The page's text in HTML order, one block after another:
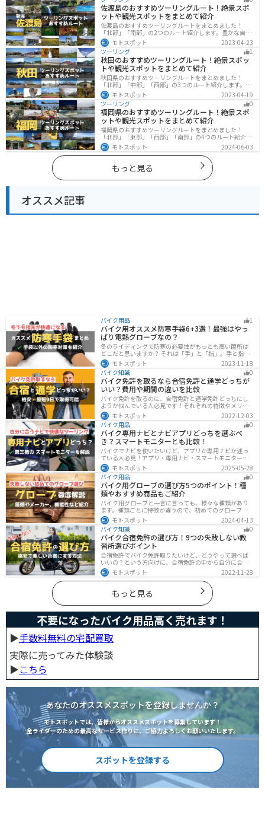
佐渡島のおすすめツーリングルート！絶景スポ
ットや観光スポットをまとめて紹介
佐渡島のおすすめツーリングルートをまとめました！
「北部」「南部」の2つのルート紹介します。豊かな自然
と歴史的なスポット、トキなどの貴重な動物を見られる
スポットが多数あります。バイクで佐渡島にツーリング
に行く際は参考にしてください。
モトスポット
2023-04-23
ツーリング
1
秋田のおすすめツーリングルート！絶景スポッ
トや観光スポットをまとめて紹介
秋田県のおすすめツーリングルートをまとめました！
「北部」「中部」「西部」の3つのルート紹介します。自
然豊かな山々や湖、温泉地が点在し、四季折々の景色を
楽しめるスポットが多数あります。バイクで秋田県にツ
ーリングに行く際は参考にしてください。
モトスポット
2023-04-19
ツーリング
0
福岡県のおすすめツーリングルート！絶景スポ
ットや観光スポットをまとめて紹介
福岡県のおすすめツーリングルートをまとめました！
「北部」「東部」「西部」「南部」の4つのルート紹介し
ます。豊かな自然から歴史ある名所、グルメまで多彩な
魅力が詰まっており、様々な楽しみ方ができます。バイ
クで福岡県にツーリングに行く際は参考にしてくださ
モトスポット 2024-06-03
もっと見る
オススメ記事
バイク用品 1
バイク用オススメ防寒手袋6+3選！最強はやっ
ぱり電熱グローブなの？
冬のライディングで防寒の必要性がもっとも高い箇所は
どこだと思いますか？ それは「手」と「指」。手と指が
冷えてしまうと、防寒ジャケットをいくら着込んでも寒
さから逃れることはできません。そんな防寒の要となる
オススメ防寒手袋を紹介します。
モトスポット
2023-11-18
バイク知識
0
バイク免許を取るなら合宿免許と通学どっちが
いい？費用や期間の違いを比較
バイク免許を取るのに、合宿免許と通学免許どっちにし
ようか悩んでいる人必見です！それぞれの特徴やメリッ
トデメリットをまとめました。早く安く免許取得したい
なら合宿免許、他人と関わらず取りたいなら通学免許が
オススメです。自分に合った免許取得方法を選んでくだ
さいね。
モトスポット
2022-12-03
バイク用品
0
バイク専用ナビとナビアプリどっちを選ぶべ
き？スマートモニターとも比較！
バイクでナビを使いたいけど、アプリか専用ナビか迷っ
ている人必見！アプリ・専用ナビ・スマートモニターの
メリット、デメリット、どんな人にオススメなのかを解
説します。自分に合ったナビを見つけて快適なツーリン
グライフを送りましょう！
モトスポット
2025-05-28
バイク用品
0
バイク用グローブの選び方5つのポイント！種
類やおすすめ商品もご紹介
バイク用グローブと一言に言っても、様々な種類があり
ます。種類ごとに特徴が違うので、初めてのグローブ選
びで失敗しないように、しっかりと理解して選ぶように
しましょう。この記事では、特徴やメリットデメリッ
ト、有名メーカーなど初心者が知っておくべきことをま
とめました。
モトスポット
2024-04-13
バイク知識
0
バイク合宿免許の選び方！9つの失敗しない教
習所選びポイント
合宿免許でバイク免許取りたいけど、どうやって選べば
いいの？という方向けに、合宿免許の中から自分に合っ
た教習所を選ぶ方法をまとめました。押さえるべきポイ
ントは9つです。料金をできるだけ抑えたり、旅行も兼ね
て楽しみたい人必見です！
モトスポット 2022-11-28
もっと見る
不要になったバイク用品高く売れます！
▶︎手数料無料の宅配買取
実際に売ってみた体験談
▶︎こちら
あなたのオススメスポットを登録しませんか？
モトスポットでは、皆様からオススメスポットを募集しています！
全ライダーのための最高なサービス作りに、ご協力よろしくお願いいたします。
スポットを登録する